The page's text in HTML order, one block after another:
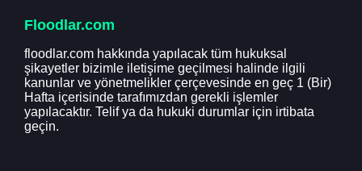
Floodlar.com
floodlar.com hakkında yapılacak tüm hukuksal
şikayetler bizimle iletişime geçilmesi halinde ilgili
kanunlar ve yönetmelikler çerçevesinde en geç 1 (Bir)
Hafta içerisinde tarafımızdan gerekli işlemler
yapılacaktır. Telif ya da hukuki durumlar için irtibata
geçin.